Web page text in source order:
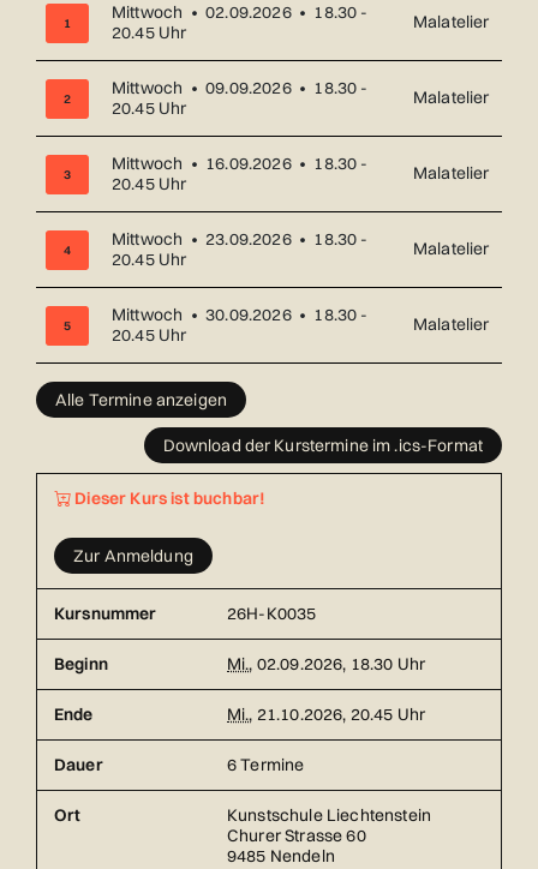
1
Mittwoch • 02.09.2026 • 18.30 -
20.45 Uhr
Malatelier
2
Mittwoch • 09.09.2026 • 18.30 -
20.45 Uhr
Malatelier
3
Mittwoch • 16.09.2026 • 18.30 -
20.45 Uhr
Malatelier
4
Mittwoch • 23.09.2026 • 18.30 -
20.45 Uhr
Malatelier
5
Mittwoch • 30.09.2026 • 18.30 -
20.45 Uhr
Malatelier
Alle Termine anzeigen
Download der Kurstermine im .ics-Format
Dieser Kurs ist buchbar!
Zur Anmeldung
Kursnummer 26H-K0035
Beginn Mi., 02.09.2026, 18.30 Uhr
Ende Mi., 21.10.2026, 20.45 Uhr
Dauer 6 Termine
Ort
Kunstschule Liechtenstein
Churer Strasse 60
9485 Nendeln